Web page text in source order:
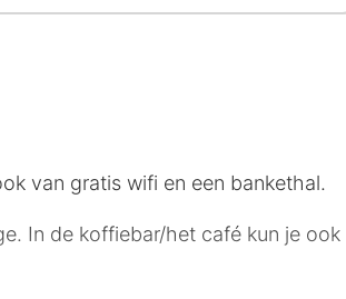
van gratis wifi en een bankethal.
In de koffiebar/het café kun je ook